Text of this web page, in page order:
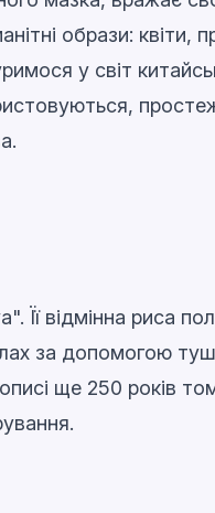
образи: квіти,
у світ
Її відмінна риса
за допомогою
ще 250 років